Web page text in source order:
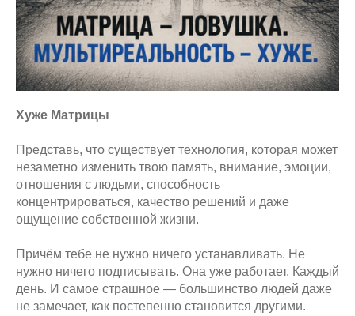
Хуже Матрицы
Представь, что существует технология, которая может
незаметно изменить твою память, внимание, эмоции,
отношения с людьми, способность
концентрироваться, качество решений и даже
ощущение собственной жизни.
Причём тебе не нужно ничего устанавливать. Не
нужно ничего подписывать. Она уже работает. Каждый
день. И самое страшное — большинство людей даже
не замечает, как постепенно становится другими.